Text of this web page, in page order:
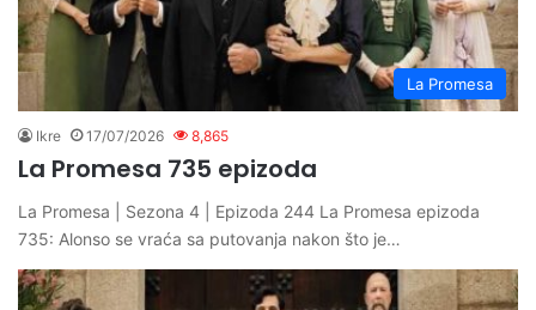
La Promesa
Ikre 17/07/2026 8,865
La Promesa 735 epizoda
La Promesa | Sezona 4 | Epizoda 244 La Promesa epizoda
735: Alonso se vraća sa putovanja nakon što je…